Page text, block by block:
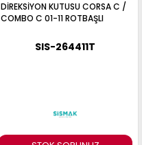
DİREKSİYON KUTUSU CORSA C /
COMBO C 01-11 ROTBAŞLI
SIS-264411T